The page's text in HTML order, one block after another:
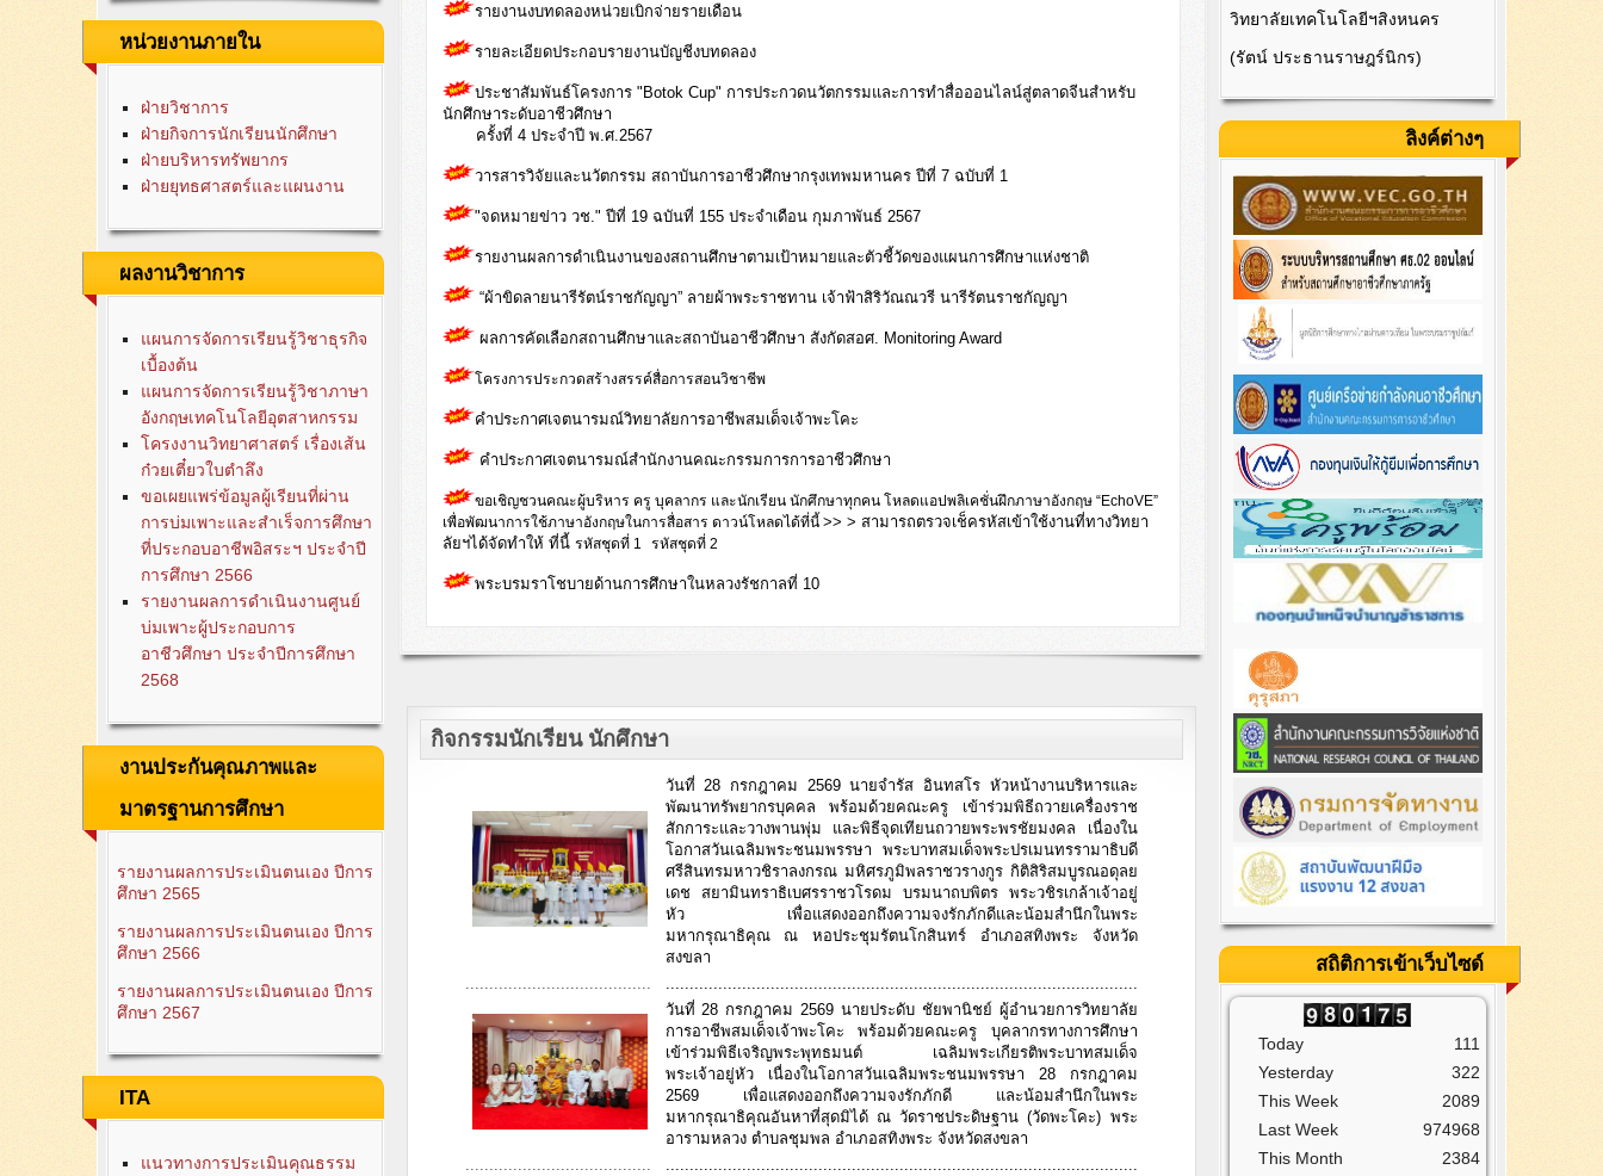
หน่วยงานภายใน
ฝ่ายวิชาการ
ฝ่ายกิจการนักเรียนนักศึกษา
ฝ่ายบริหารทรัพยากร
ฝ่ายยุทธศาสตร์และแผนงาน
ผลงานวิชาการ
แผนการจัดการเรียนรู้วิชาธุรกิจ
เบื้องต้น
แผนการจัดการเรียนรู้วิชาภาษา
อังกฤษเทคโนโลยีอุตสาหกรรม
โครงงานวิทยาศาสตร์ เรื่องเส้น
ก๋วยเตี๋ยวใบตำลึง
ขอเผยแพร่ข้อมูลผู้เรียนที่ผ่าน
การบ่มเพาะและสำเร็จการศึกษา
ที่ประกอบอาชีพอิสระฯ ประจำปี
การศึกษา 2566
รายงานผลการดำเนินงานศูนย์
บ่มเพาะผู้ประกอบการ
อาชีวศึกษา ประจำปีการศึกษา
2568
งานประกันคุณภาพและ
มาตรฐานการศึกษา
รายงานผลการประเมินตนเอง ปีการ
ศึกษา 2565
รายงานผลการประเมินตนเอง ปีการ
ศึกษา 2566
รายงานผลการประเมินตนเอง ปีการ
ศึกษา 2567
ITA
แนวทางการประเมินคุณธรรม
รายงานงบทดลองหน่วยเบิกจ่ายรายเดือน
รายละเอียดประกอบรายงานบัญชีงบทดลอง
ประชาสัมพันธ์โครงการ "Botok Cup" การประกวดนวัตกรรมและการทำสื่อออนไลน์สู่ตลาดจีนสำหรับ
นักศึกษาระดับอาชีวศึกษา
ครั้งที่ 4 ประจำปี พ.ศ.2567
วารสารวิจัยและนวัตกรรม สถาบันการอาชีวศึกษากรุงเทพมหานคร ปีที่ 7 ฉบับที่ 1
"จดหมายข่าว วช. " ปีที่ 19 ฉบันที่ 155 ประจำเดือน กุมภาพันธ์ 2567
รายงานผลการดำเนินงานของสถานศึกษาตามเป้าหมายและตัวชี้วัดของแผนการศึกษาแห่งชาติ
“ผ้าขิดลายนารีรัตน์ราชกัญญา” ลายผ้าพระราชทาน เจ้าฟ้าสิริวัณณวรี นารีรัตนราชกัญญา
ผลการคัดเลือกสถานศึกษาและสถาบันอาชีวศึกษา สังกัดสอศ. Monitoring Award
โครงการประกวดสร้างสรรค์สื่อการสอนวิชาชีพ
คำประกาศเจตนารมณ์วิทยาลัยการอาชีพสมเด็จเจ้าพะโคะ
คำประกาศเจตนารมณ์สำนักงานคณะกรรมการการอาชีวศึกษา
ขอเชิญชวนคณะผู้บริหาร ครู บุคลากร และนักเรียน นักศึกษาทุกคน โหลดแอปพลิเคชั่นฝึกภาษาอังกฤษ “EchoVE”
เพื่อพัฒนาการใช้ภาษาอังกฤษในการสื่อสาร ดาวน์โหลดได้ที่นี้ >> > สามารถตรวจเช็ครหัสเข้าใช้งานที่ทางวิทยา
ลัยฯได้จัดทำให้ ที่นี้ รหัสชุดที่ 1 รหัสชุดที่ 2
พระบรมราโชบายด้านการศึกษาในหลวงรัชกาลที่ 10
กิจกรรมนักเรียน นักศึกษา
วันที่ 28 กรกฎาคม 2569 นายจำรัส อินทสโร หัวหน้างานบริหารและ
พัฒนาทรัพยากรบุคคล พร้อมด้วยคณะครู เข้าร่วมพิธีถวายเครื่องราช
สักการะและวางพานพุ่ม และพิธีจุดเทียนถวายพระพรชัยมงคล เนื่องใน
โอกาสวันเฉลิมพระชนมพรรษา พระบาทสมเด็จพระปรเมนทรรามาธิบดี
ศรีสินทรมหาวชิราลงกรณ มหิศรภูมิพลราชวรางกูร กิติสิริสมบูรณอดุลย
เดช สยามินทราธิเบศรราชวโรดม บรมนาถบพิตร พระวชิรเกล้าเจ้าอยู่
หัว เพื่อแสดงออกถึงความจงรักภักดีและน้อมสำนึกในพระ
มหากรุณาธิคุณ ณ หอประชุมรัตนโกสินทร์ อำเภอสทิงพระ จังหวัด
สงขลา
.......................................
...................................................................................................
วันที่ 28 กรกฎาคม 2569 นายประดับ ชัยพานิชย์ ผู้อำนวยการวิทยาลัย
การอาชีพสมเด็จเจ้าพะโคะ พร้อมด้วยคณะครู บุคลากรทางการศึกษา
เข้าร่วมพิธีเจริญพระพุทธมนต์ เฉลิมพระเกียรติพระบาทสมเด็จ
พระเจ้าอยู่หัว เนื่องในโอกาสวันเฉลิมพระชนมพรรษา 28 กรกฎาคม
2569 เพื่อแสดงออกถึงความจงรักภักดี และน้อมสำนึกในพระ
มหากรุณาธิคุณอันหาที่สุดมิได้ ณ วัดราชประดิษฐาน (วัดพะโคะ) พระ
อารามหลวง ตำบลชุมพล อำเภอสทิงพระ จังหวัดสงขลา
.......................................
...................................................................................................
วิทยาลัยเทคโนโลยีฯสิงหนคร
(รัตน์ ประธานราษฎร์นิกร)
ลิงค์ต่างๆ
สถิติการเข้าเว็บไซด์
Today
Yesterday
This Week
Last Week
This Month
111
322
2089
974968
2384